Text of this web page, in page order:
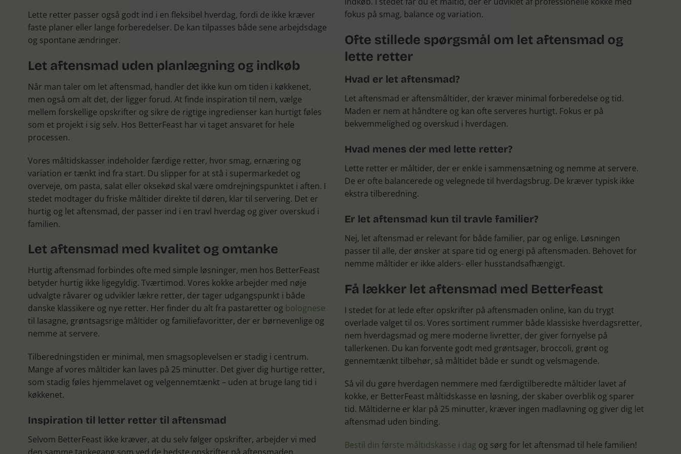
Lette retter passer også godt ind i en fleksibel hverdag, fordi de ikke kræver
faste planer eller lange forberedelser. De kan tilpasses både sene arbejdsdage
og spontane ændringer.
Let aftensmad uden planlægning og indkøb
Når man taler om let aftensmad, handler det ikke kun om tiden i køkkenet,
men også om alt det, der ligger forud. At finde inspiration til nem, vælge
mellem forskellige opskrifter og sikre de rigtige ingredienser kan hurtigt føles
som et projekt i sig selv. Hos BetterFeast har vi taget ansvaret for hele
processen.
Vores måltidskasser indeholder færdige retter, hvor smag, ernæring og
variation er tænkt ind fra start. Du slipper for at stå i supermarkedet og
overveje, om pasta, salat eller oksekød skal være omdrejningspunktet i aften. I
stedet modtager du friske måltider direkte til døren, klar til servering. Det er
hurtig og let aftensmad, der passer ind i en travl hverdag og giver overskud i
familien.
Let aftensmad med kvalitet og omtanke
Hurtig aftensmad forbindes ofte med simple løsninger, men hos BetterFeast
betyder hurtig ikke ligegyldig. Tværtimod. Vores kokke arbejder med nøje
udvalgte råvarer og udvikler lækre retter, der tager udgangspunkt i både
danske klassikere og nye retter. Her finder du alt fra pastaretter og bolognese
til lasagne, grøntsagsrige måltider og familiefavoritter, der er børnevenlige og
nemme at servere.
Tilberedningstiden er minimal, men smagsoplevelsen er stadig i centrum.
Mange af vores måltider kan laves på 25 minutter. Det giver dig hurtige retter,
som stadig føles hjemmelavet og velgennemtænkt – uden at bruge lang tid i
køkkenet.
Inspiration til letter retter til aftensmad
Selvom BetterFeast ikke kræver, at du selv følger opskrifter, arbejder vi med
fokus på smag, balance og variation.
Ofte stillede spørgsmål om let aftensmad og
lette retter
Hvad er let aftensmad?
Let aftensmad er aftensmåltider, der kræver minimal forberedelse og tid.
Maden er nem at håndtere og kan ofte serveres hurtigt. Fokus er på
bekvemmelighed og overskud i hverdagen.
Hvad menes der med lette retter?
Lette retter er måltider, der er enkle i sammensætning og nemme at servere.
De er ofte balancerede og velegnede til hverdagsbrug. De kræver typisk ikke
ekstra tilberedning.
Er let aftensmad kun til travle familier?
Nej, let aftensmad er relevant for både familier, par og enlige. Løsningen
passer til alle, der ønsker at spare tid og energi på aftensmaden. Behovet for
nemme måltider er ikke alders- eller husstandsafhængigt.
Få lækker let aftensmad med Betterfeast
I stedet for at lede efter opskrifter på aftensmaden online, kan du trygt
overlade valget til os. Vores sortiment rummer både klassiske hverdagsretter,
nem hverdagsmad og mere moderne livretter, der giver fornyelse på
tallerkenen. Du kan forvente godt med grøntsager, broccoli, grønt og
gennemtænkt tilbehør, så måltidet både er sundt og velsmagende.
Så vil du gøre hverdagen nemmere med færdigtilberedte måltider lavet af
kokke, er BetterFeast måltidskasse en løsning, der skaber overblik og sparer
tid. Måltiderne er klar på 25 minutter, kræver ingen madlavning og giver dig let
aftensmad uden binding.
Bestil din første måltidskasse i dag og sørg for let aftensmad til hele familien!